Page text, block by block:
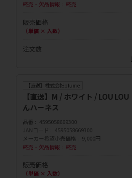
終売・欠品情報
終売
販売価格
（単価 × 入数）
注文数
【直送】株式会社plume
【直送】M / ホワイト / LOU
んハーネス
品番
4595058669300
JANコード
4595058669300
メーカー希望小売価格
9,000円
終売・欠品情報
終売
販売価格
（単価 × 入数）